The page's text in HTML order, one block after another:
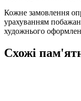
Кожне замовлення
урахуванням
художнього
Схожі